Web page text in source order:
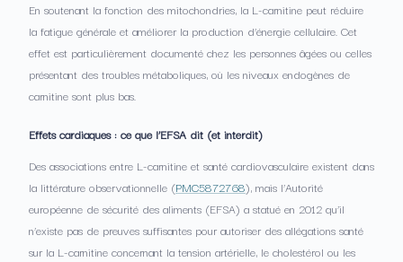
En soutenant la fonction des mitochondries, la L-carnitine peut réduire
la fatigue générale et améliorer la production d’énergie cellulaire. Cet
effet est particulièrement documenté chez les personnes âgées ou celles
présentant des troubles métaboliques, où les niveaux endogènes de
carnitine sont plus bas.
Effets cardiaques : ce que l’EFSA dit (et interdit)
Des associations entre L-carnitine et santé cardiovasculaire existent dans
la littérature observationnelle (PMC5872768), mais l’Autorité
européenne de sécurité des aliments (EFSA) a statué en 2012 qu’il
n’existe pas de preuves suffisantes pour autoriser des allégations santé
sur la L-carnitine concernant la tension artérielle, le cholestérol ou les